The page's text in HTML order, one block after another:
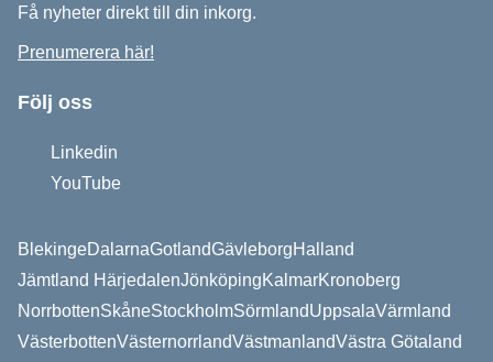
Få nyheter direkt till din inkorg.
Prenumerera här!
Följ oss
Linkedin
YouTube
BlekingeDalarnaGotlandGävleborgHalland
Jämtland HärjedalenJönköpingKalmarKronoberg
NorrbottenSkåneStockholmSörmlandUppsalaVärmland
VästerbottenVästernorrlandVästmanlandVästra Götaland